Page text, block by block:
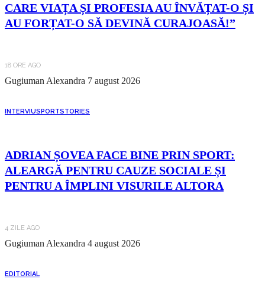
CARE VIAȚA ȘI PROFESIA AU ÎNVĂȚAT-O ȘI
AU FORȚAT-O SĂ DEVINĂ CURAJOASĂ!”
18 ORE AGO
Gugiuman Alexandra 7 august 2026
INTERVIUSPORTSTORIES
ADRIAN ȘOVEA FACE BINE PRIN SPORT:
ALEARGĂ PENTRU CAUZE SOCIALE ȘI
PENTRU A ÎMPLINI VISURILE ALTORA
4 ZILE AGO
Gugiuman Alexandra 4 august 2026
EDITORIAL